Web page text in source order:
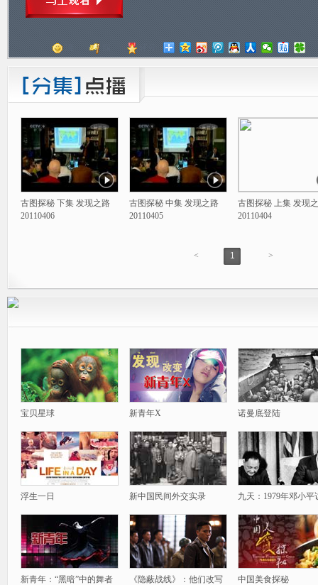
古图探秘 下集 发现之路
20110406
古图探秘 中集 发现之路
20110405
古图探秘 上集 发现
20110404
< 1 >
宝贝星球 新青年X 诺曼底登陆
浮生一日 新中国民间外交实录 九天：1979年邓小平
新青年：“黑暗”中的舞者
《隐蔽战线》：他们改写
中国美食探秘